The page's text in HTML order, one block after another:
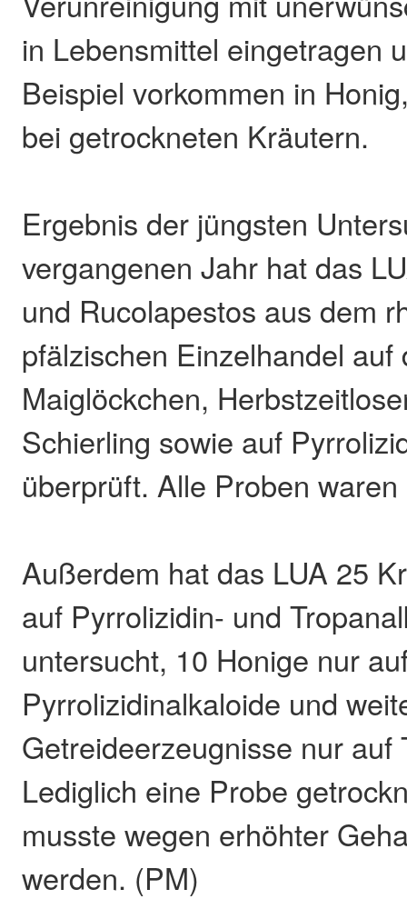
in Lebensmittel eingetragen
Beispiel vorkommen in
bei getrockneten Kräutern.
Ergebnis der jüngsten
vergangenen Jahr hat das
und Rucolapestos aus dem
pfälzischen Einzelhandel auf
Maiglöckchen,
Schierling sowie auf
überprüft. Alle Proben
Außerdem hat das LUA 25
auf Pyrrolizidin- und
untersucht, 10 Honige nur
Pyrrolizidinalkaloide und
Getreideerzeugnisse nur auf
Lediglich eine Probe
musste wegen erhöhter
werden. (PM)